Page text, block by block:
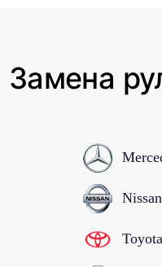
Замена
Nissan
Toyota